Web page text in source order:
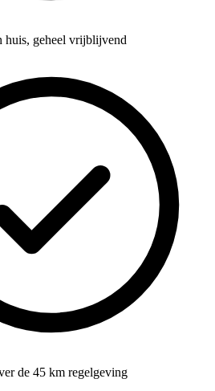
huis, geheel vrijblijvend
de 45 km regelgeving